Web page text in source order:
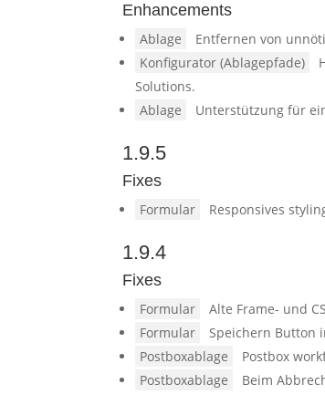
Enhancements
Ablage
Entfernen von
Konfigurator (Ablagepfade)
Solutions.
Ablage
Unterstützung für
1.9.5
Fixes
Formular Responsives
1.9.4
Fixes
Formular
Alte Frame- und
Formular
Speichern Button
Postboxablage
Postbox
Postboxablage
Beim